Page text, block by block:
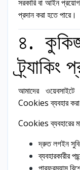
সরকারি বা আইন
প্রদান করা হতে পারে।
৪.
ট্র্যাকিং
আমাদের
Cookies ব্যবহার করা
Cookies ব্যবহারের
দ্রুত লগইন
ব্যবহারকারীর